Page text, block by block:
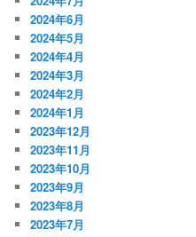
2024年6月
2024年5月
2024年4月
2024年3月
2024年2月
2024年1月
2023年12月
2023年11月
2023年10月
2023年9月
2023年8月
2023年7月